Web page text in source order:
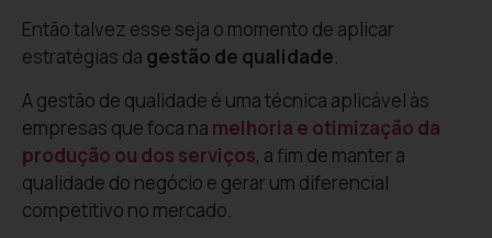
Então talvez esse seja o momento de aplicar
estratégias da gestão de qualidade.
A gestão de qualidade é uma técnica aplicável às
empresas que foca na melhoria e otimização da
produção ou dos serviços, a fim de manter a
qualidade do negócio e gerar um diferencial
competitivo no mercado.